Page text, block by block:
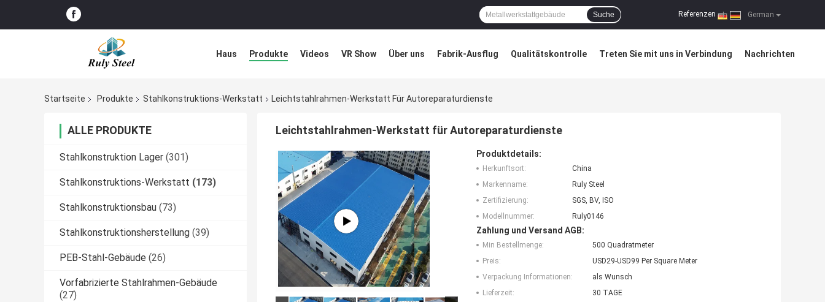
German
Referenzen |
Suche
Haus Produkte Videos VR Show Über uns Fabrik-Ausflug Qualitätskontrolle Treten Sie mit uns in Verbindung Nachrichten
Startseite
Produkte Stahlkonstruktions-Werkstatt Leichtstahlrahmen-Werkstatt Für Autoreparaturdienste
ALLE PRODUKTE
Stahlkonstruktion Lager (301)
Stahlkonstruktions-Werkstatt (173)
Stahlkonstruktionsbau (73)
Stahlkonstruktionsherstellung (39)
PEB-Stahl-Gebäude (26)
Vorfabrizierte Stahlrahmen-Gebäude
(27)
Leichtstahlrahmen-Werkstatt für Autoreparaturdienste
Produktdetails:
Herkunftsort:
China
Markenname:
Ruly Steel
Zertifizierung:
SGS, BV, ISO
Modellnummer:
Ruly0146
Zahlung und Versand AGB:
Min Bestellmenge:
500 Quadratmeter
Preis:
USD29-USD99 Per Square Meter
Verpackung Informationen:
als Wunsch
Lieferzeit:
30 TAGE